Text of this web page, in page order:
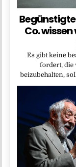
Co.
Es gibt keine
fordert, die
beizubehalten,